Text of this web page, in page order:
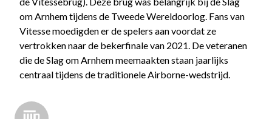
om Arnhem tijdens de Tweede Wereldoorlog. Fans van
Vitesse moedigden er de spelers aan voordat ze
vertrokken naar de bekerfinale van 2021. De veteranen
die de Slag om Arnhem meemaakten staan jaarlijks
centraal tijdens de traditionele Airborne-wedstrijd.